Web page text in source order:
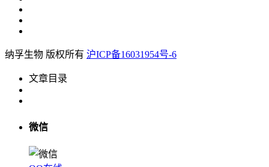
纳孚生物 版权所有 沪ICP备16031954号-6
文章目录
微信